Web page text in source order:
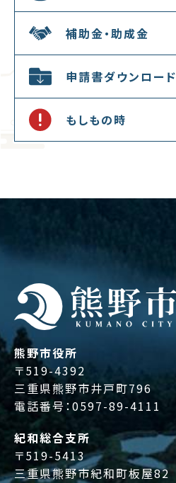
補助金・助成金
申請書ダウンロード
もしもの時
熊野市役所
〒519-4392
三重県熊野市井戸町796
電話番号：0597-89-4111
紀和総合支所
〒519-5413
三重県熊野市紀和町板屋82